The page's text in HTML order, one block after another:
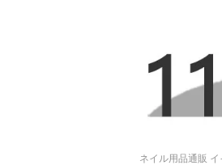
ネイル用品通販